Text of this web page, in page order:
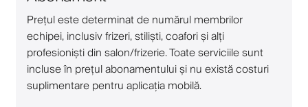
Prețul este determinat de numărul membrilor
echipei, inclusiv frizeri, stiliști, coafori și alți
profesioniști din salon/frizerie. Toate serviciile sunt
incluse în prețul abonamentului și nu există costuri
suplimentare pentru aplicația mobilă.